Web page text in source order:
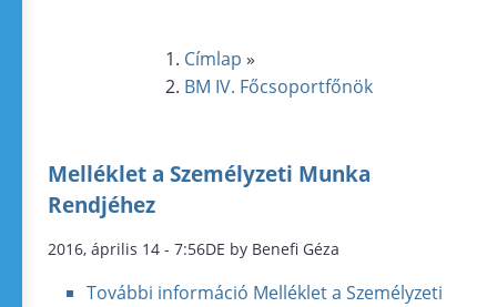
Címlap »
BM IV. Főcsoportfőnök
Melléklet a Személyzeti Munka
Rendjéhez
2016, április 14 - 7:56DE by Benefi Géza
További információ Melléklet a Személyzeti